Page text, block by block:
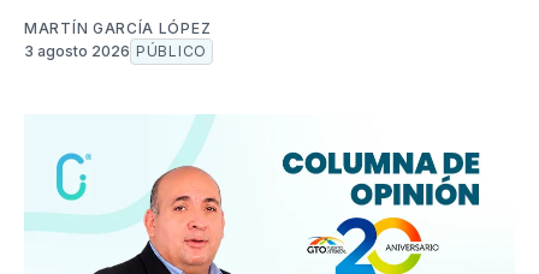
MARTÍN GARCÍA LÓPEZ
3 agosto 2026 PÚBLICO